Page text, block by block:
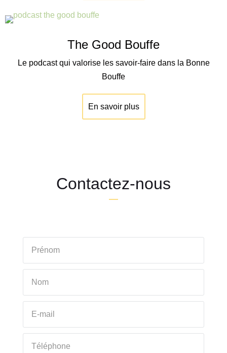
The Good Bouffe
Le podcast qui valorise les savoir-faire dans la Bonne
Bouffe
En savoir plus
Contactez-nous